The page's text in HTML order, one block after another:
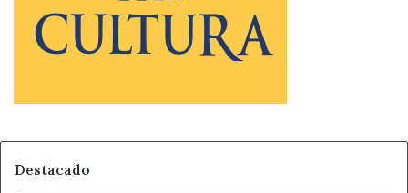
Destacado